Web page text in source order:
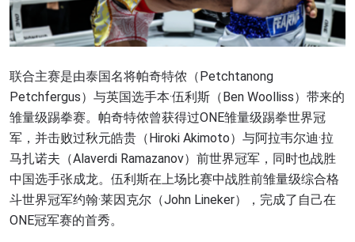
联合主赛是由泰国名将帕奇特侬（Petchtanong
Petchfergus）与英国选手本·伍利斯（Ben Woolliss）带来的
雏量级踢拳赛。帕奇特侬曾获得过ONE雏量级踢拳世界冠
军，并击败过秋元皓贵（Hiroki Akimoto）与阿拉韦尔迪·拉
马扎诺夫（Alaverdi Ramazanov）前世界冠军，同时也战胜
中国选手张成龙。伍利斯在上场比赛中战胜前雏量级综合格
斗世界冠军约翰·莱因克尔（John Lineker），完成了自己在
ONE冠军赛的首秀。